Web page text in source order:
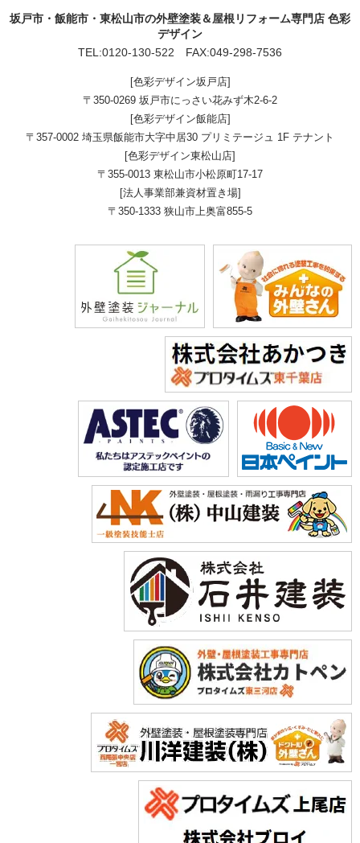
坂戸市・飯能市・東松山市の外壁塗装＆屋根リフォーム専門店 色彩
デザイン
TEL:0120-130-522 FAX:049-298-7536
[色彩デザイン坂戸店]
〒350-0269 坂戸市にっさい花みず木2-6-2
[色彩デザイン飯能店]
〒357-0002 埼玉県飯能市大字中居30 プリミテージュ 1F テナント
[色彩デザイン東松山店]
〒355-0013 東松山市小松原町17-17
[法人事業部兼資材置き場]
〒350-1333 狭山市上奥富855-5